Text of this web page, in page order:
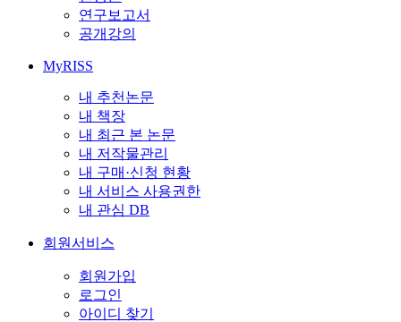
연구보고서
공개강의
MyRISS
내 추천논문
내 책장
내 최근 본 논문
내 저작물관리
내 구매·신청 현황
내 서비스 사용권한
내 관심 DB
회원서비스
회원가입
로그인
아이디 찾기